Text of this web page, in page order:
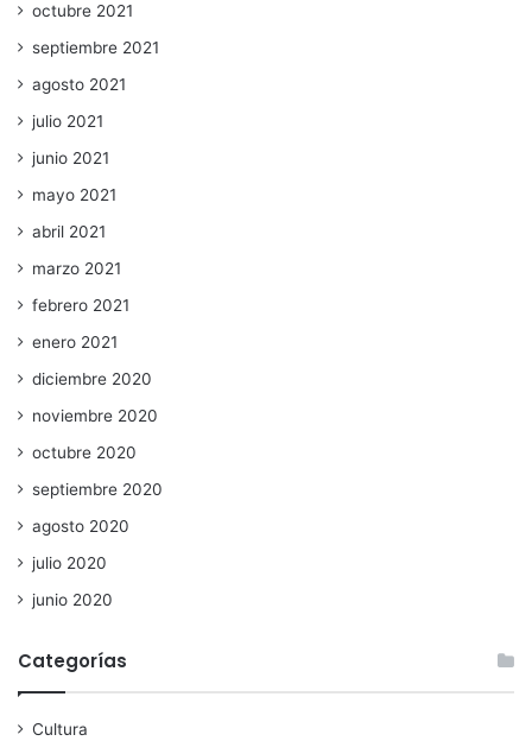
octubre 2021
septiembre 2021
agosto 2021
julio 2021
junio 2021
mayo 2021
abril 2021
marzo 2021
febrero 2021
enero 2021
diciembre 2020
noviembre 2020
octubre 2020
septiembre 2020
agosto 2020
julio 2020
junio 2020
Categorías
Cultura